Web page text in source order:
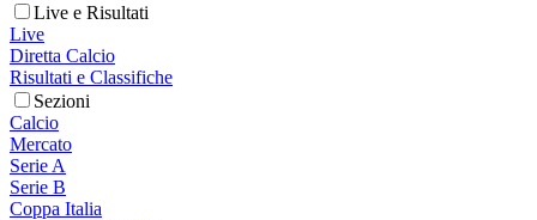
Live e Risultati
Live
Diretta Calcio
Risultati e Classifiche
Sezioni
Calcio
Mercato
Serie A
Serie B
Coppa Italia